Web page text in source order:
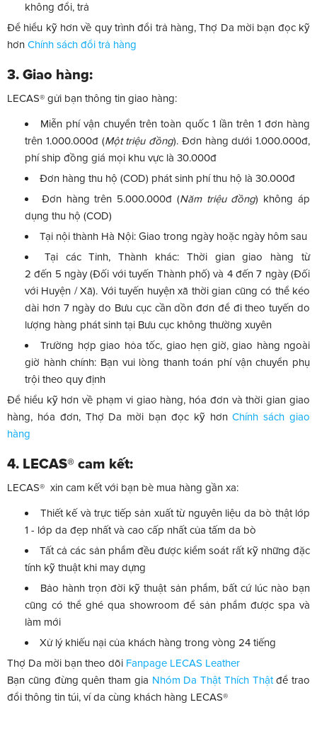
không đổi, trả
Để hiểu kỹ hơn về quy trình đổi trả hàng, Thợ Da mời bạn đọc kỹ
hơn Chính sách đổi trả hàng
3. Giao hàng:
LECAS® gửi bạn thông tin giao hàng:
Miễn phí vận chuyển trên toàn quốc 1 lần trên 1 đơn hàng
trên 1.000.000đ (Một triệu đồng). Đơn hàng dưới 1.000.000đ,
phí ship đồng giá mọi khu vực là 30.000đ
Đơn hàng thu hộ (COD) phát sinh phí thu hộ là 30.000đ
Đơn hàng trên 5.000.000đ (Năm triệu đồng) không áp
dụng thu hộ (COD)
Tại nội thành Hà Nội: Giao trong ngày hoặc ngày hôm sau
Tại các Tỉnh, Thành khác: Thời gian giao hàng từ
2 đến 5 ngày (Đối với tuyến Thành phố) và 4 đến 7 ngày (Đối
với Huyện / Xã). Với tuyến huyện xã thời gian cũng có thể kéo
dài hơn 7 ngày do Bưu cục cần dồn đơn để đi theo tuyến do
lượng hàng phát sinh tại Bưu cục không thường xuyên
Trường hợp giao hỏa tốc, giao hẹn giờ, giao hàng ngoài
giờ hành chính: Bạn vui lòng thanh toán phí vận chuyển phụ
trội theo quy định
Để hiểu kỹ hơn về phạm vi giao hàng, hóa đơn và thời gian giao
hàng, hóa đơn, Thợ Da mời bạn đọc kỹ hơnChính sách giao
hàng
4. LECAS® cam kết:
LECAS® xin cam kết với bạn bè mua hàng gần xa:
Thiết kế và trực tiếp sản xuất từ nguyên liệu da bò thật lớp
1 - lớp da đẹp nhất và cao cấp nhất của tấm da bò
Tất cả các sản phẩm đều được kiểm soát rất kỹ những đặc
tính kỹ thuật khi may dựng
Bảo hành trọn đời kỹ thuật sản phẩm, bất cứ lúc nào bạn
cũng có thể ghé qua showroom để sản phẩm được spa và
làm mới
Xử lý khiếu nại của khách hàng trong vòng 24 tiếng
Thợ Da mời bạn theo dõi Fanpage LECAS Leather
Bạn cũng đừng quên tham gia Nhóm Da Thật Thích Thậtđể trao
đổi thông tin túi, ví da cùng khách hàng LECAS®